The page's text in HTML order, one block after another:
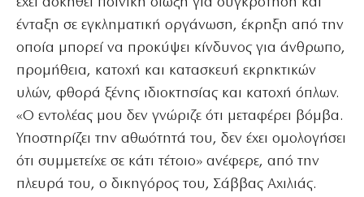
ένταξη σε εγκληματική οργάνωση, έκρηξη από την
οποία μπορεί να προκύψει κίνδυνος για άνθρωπο,
προμήθεια, κατοχή και κατασκευή εκρηκτικών
υλών, φθορά ξένης ιδιοκτησίας και κατοχή όπλων.
«Ο εντολέας μου δεν γνώριζε ότι μεταφέρει βόμβα.
Υποστηρίζει την αθωότητά του, δεν έχει ομολογήσει
ότι συμμετείχε σε κάτι τέτοιο» ανέφερε, από την
πλευρά του, ο δικηγόρος του, Σάββας Αχιλιάς.